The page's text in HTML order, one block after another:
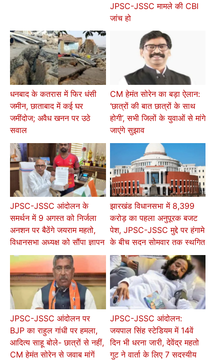
JPSC-JSSC मामले की CBI
जांच हो
धनबाद के कतरास में फिर धंसी
जमीन, छाताबाद में कई घर
जमींदोज; अवैध खनन पर उठे
सवाल
CM हेमंत सोरेन का बड़ा ऐलान:
‘छात्रों की बात छात्रों के साथ
होगी’, सभी जिलों के युवाओं से मांगे
जाएंगे सुझाव
JPSC-JSSC आंदोलन के
समर्थन में 9 अगस्त को निर्जला
अनशन पर बैठेंगे जयराम महतो,
विधानसभा अध्यक्ष को सौंपा ज्ञापन
झारखंड विधानसभा में 8,399
करोड़ का पहला अनुपूरक बजट
पेश, JPSC-JSSC मुद्दे पर हंगामे
के बीच सदन सोमवार तक स्थगित
JPSC-JSSC आंदोलन पर
BJP का राहुल गांधी पर हमला,
आदित्य साहू बोले- छात्रों से नहीं,
CM हेमंत सोरेन से जवाब मांगें
JPSC-JSSC आंदोलन:
जयपाल सिंह स्टेडियम में 14वें
दिन भी धरना जारी, देवेंद्र महतो
गुट ने वार्ता के लिए 7 सदस्यीय